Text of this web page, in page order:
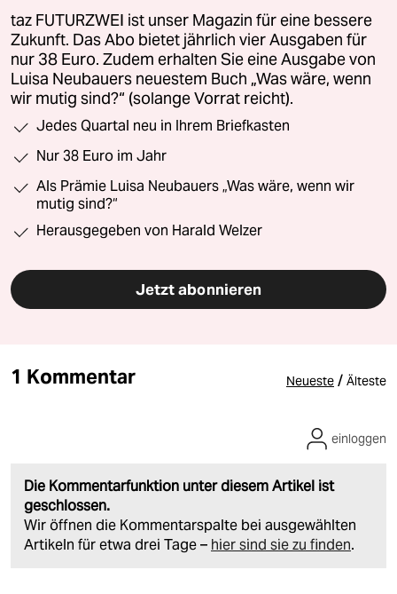
taz FUTURZWEI ist unser Magazin für eine bessere
Zukunft. Das Abo bietet jährlich vier Ausgaben für
nur 38 Euro. Zudem erhalten Sie eine Ausgabe von
Luisa Neubauers neuestem Buch „Was wäre, wenn
wir mutig sind?“ (solange Vorrat reicht).
Jedes Quartal neu in Ihrem Briefkasten
Nur 38 Euro im Jahr
Als Prämie Luisa Neubauers „Was wäre, wenn wir
mutig sind?“
Herausgegeben von Harald Welzer
Jetzt abonnieren
1 Kommentar Neueste / Älteste
Die Kommentarfunktion unter diesem Artikel ist
geschlossen.
Wir öffnen die Kommentarspalte bei ausgewählten
Artikeln für etwa drei Tage – hier sind sie zu finden.
einloggen